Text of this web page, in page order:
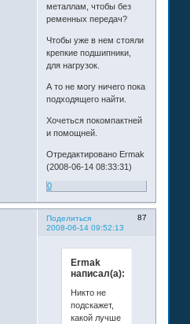
металлам, чтобы без
ременных передач?
Чтобы уже в нем стояли
крепкие подшипники,
для нагрузок.
А то не могу ничего пока
подходящего найти.
Хочеться покомпактней
и помощней.
Отредактировано Ermak
(2008-06-14 08:33:31)
0
Поделиться
87
2008-06-14 09:52:13
Ermak
написал(а):
Никто не
подскажет,
какой лучше